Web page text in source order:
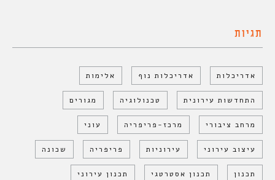
תגיות
אדריכלות אדריכלות נוף אלימות
התחדשות עירונית טכנולוגיה מגורים
מרחב ציבורי מרכז-פריפריה עוני
עיצוב עירוני עירוניות פריפריה שכונה
תכנון תכנון אסטרטגי תכנון עירוני